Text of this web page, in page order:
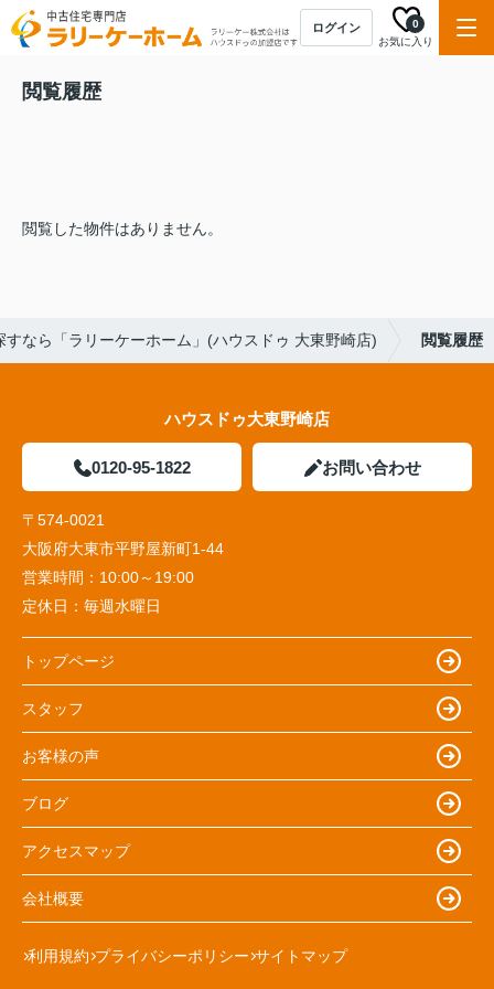
ログイン
お気に入り
0
閲覧履歴
閲覧した物件はありません。
なら「ラリーケーホーム」(ハウスドゥ 大東野崎店) 閲覧履歴
ハウスドゥ大東野崎店
0120-95-1822 お問い合わせ
〒574-0021
大阪府大東市平野屋新町1-44
営業時間： 10:00～19:00
定休日： 毎週水曜日
トップページ
スタッフ
お客様の声
ブログ
アクセスマップ
会社概要
利用規約 プライバシーポリシー サイトマップ